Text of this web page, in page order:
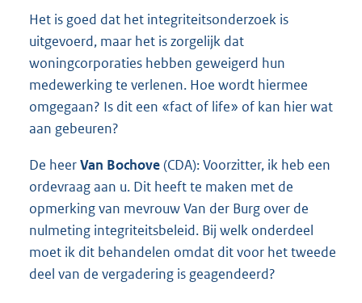
Het is goed dat het integriteitsonderzoek is
uitgevoerd, maar het is zorgelijk dat
woningcorporaties hebben geweigerd hun
medewerking te verlenen. Hoe wordt hiermee
omgegaan? Is dit een «fact of life» of kan hier wat
aan gebeuren?
De heerVan Bochove(CDA): Voorzitter, ik heb een
ordevraag aan u. Dit heeft te maken met de
opmerking van mevrouw Van der Burg over de
nulmeting integriteitsbeleid. Bij welk onderdeel
moet ik dit behandelen omdat dit voor het tweede
deel van de vergadering is geagendeerd?